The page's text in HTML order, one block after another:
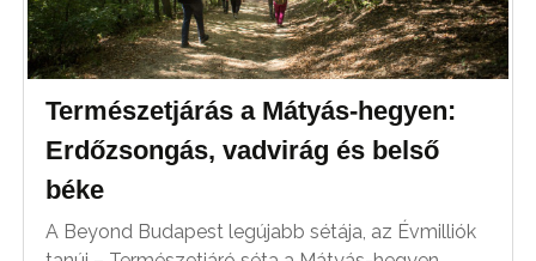
Természetjárás a Mátyás-hegyen:
Erdőzsongás, vadvirág és belső
béke
A Beyond Budapest legújabb sétája, az Évmilliók